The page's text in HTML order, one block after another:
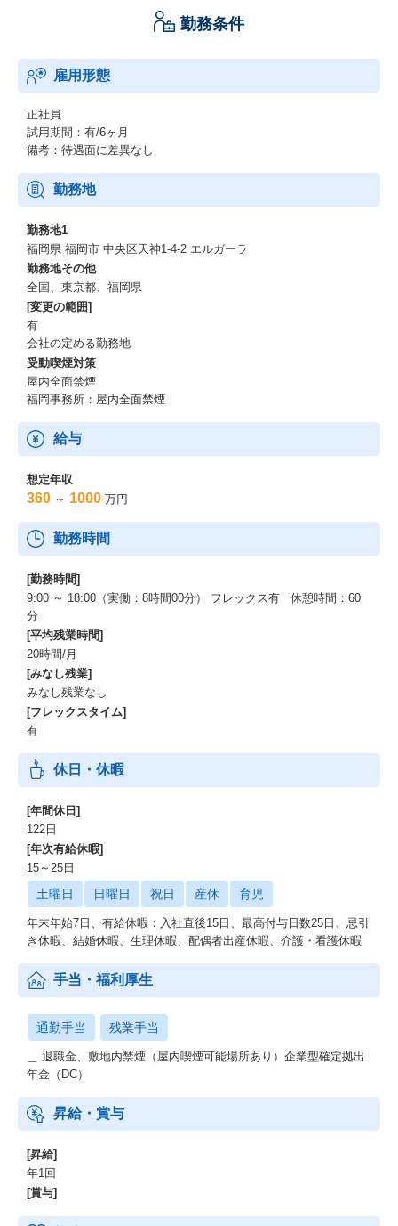
ィングオートメーションツールとMulesoftでの基幹システム連携も
含めたシステムの継続的改善をDevOpsとして推進。
導入時にはMVP(=Minimum Viable Product)の概念を取り入れ、必
須/優先度が高く、本当に必要な無駄にならない機能を精査した上
で、アジャイル開発を採用し段階的な機能拡張で進めることで、
リリース迄の期間短縮と安定性を両立させたシステムは、ユーザ
としては本稼働がスタート地点であるという共通認識をもって改
善し続けています。
＜例２＞公共・自治体様向け コロナワクチン受付サイト
概要：利用者に一刻も早い解説が求められる中、Salesforce Platfo
rmを活用し、短期間で必要十分なシステムを構築。
＜例３＞機械メーカ様向け 製品紹介HP CMS導入・運用
概要：デロイト インドと協力し、Adobe AEMを利用したサイトの
導入。別部門の運用も追加受託。
【研修・育成について】
当社では、研修・育成制度を複数設けておりますが、その中でも
未経験でM&I Divisionに入社した方に受講を推奨している研修はこ
ちらです。
※入社後の研修期間は概ね2か月程度の手厚い内容となっておりま
■プログラミング研修
・JAVA基礎研修
■Salesforce、その他ソリューション研修
・Salesforce On-Boarding研修
・Adobe AEM研修
・Mulesoft基礎研修
・等
■リーダー、マネジメント研修
・DTCと共通のマネージャー研修あり
・PMPなどPJマネジメント関連の資格取得支援あり
勤務条件
雇用形態
正社員
試用期間：有/6ヶ月
備考：待遇面に差異なし
勤務地
勤務地1
福岡県 福岡市 中央区天神1-4-2 エルガーラ
勤務地その他
全国、東京都、福岡県
[変更の範囲]
有
会社の定める勤務地
受動喫煙対策
屋内全面禁煙
福岡事務所：屋内全面禁煙
給与
想定年収
360 ～ 1000 万円
勤務時間
[勤務時間]
9:00 ～ 18:00（実働：8時間00分） フレックス有 休憩時間：60
分
[平均残業時間]
20時間/月
[みなし残業]
みなし残業なし
[フレックスタイム]
有
休日・休暇
[年間休日]
122日
[年次有給休暇]
15～25日
土曜日 日曜日 祝日 産休 育児
年末年始7日、有給休暇：入社直後15日、最高付与日数25日、忌引
き休暇、結婚休暇、生理休暇、配偶者出産休暇、介護・看護休暇
手当・福利厚生
通勤手当 残業手当
＿ 退職金、敷地内禁煙（屋内喫煙可能場所あり）企業型確定拠出
年金（DC）
昇給・賞与
[昇給]
年1回
[賞与]